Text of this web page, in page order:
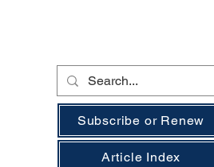
Subscribe or Renew
Article Index